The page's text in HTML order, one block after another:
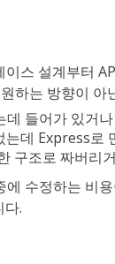
스 설계부터
하는 방향이 아
데 들어가 있거나
데 Express로
구조로 짜버리
에 수정하는 비
다.